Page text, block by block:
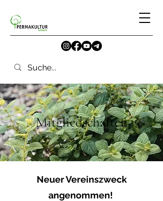
Mitgliedschaften
Neuer Vereinszweck
angenommen!